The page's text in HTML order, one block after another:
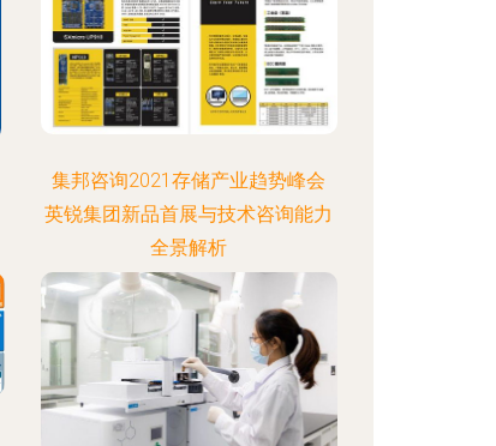
集邦咨询2021存储产业趋势峰会
英锐集团新品首展与技术咨询能力
全景解析